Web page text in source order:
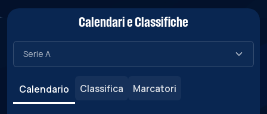
Calendari e Classifiche
Calendario Classifica Marcatori